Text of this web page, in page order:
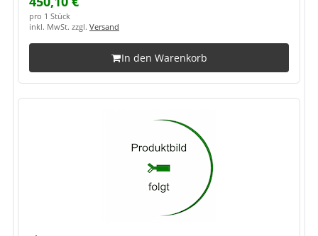
pro 1 Stück
inkl. MwSt. zzgl. Versand
In den Warenkorb